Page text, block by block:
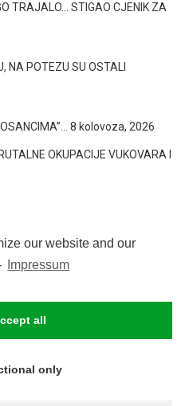
our website and our
Impressum
all
only
TRAJALO… STIGAO CJENIK ZA
NA POTEZU SU OSTALI
8 kolovoza, 2026
OKUPACIJE VUKOVARA I
COOKIE POLICY (EU)